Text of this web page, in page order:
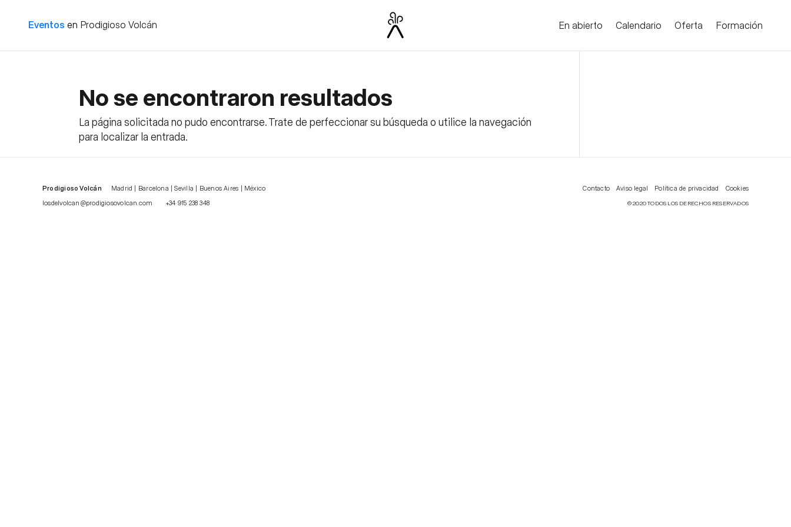
Eventos en Prodigioso Volcán En abierto Calendario Oferta Formación
No se encontraron resultados
La página solicitada no pudo encontrarse. Trate de perfeccionar su búsqueda o utilice la navegación
para localizar la entrada.
Prodigioso Volcán
Madrid | Barcelona | Sevilla | Buenos Aires | México
losdelvolcan@prodigiosovolcan.com +34 915 238 348
Contacto Aviso legal Política de privacidad Cookies
© 2020 TODOS LOS DERECHOS RESERVADOS